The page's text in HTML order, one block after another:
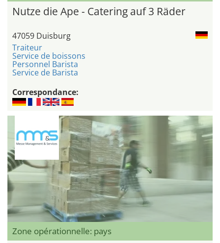
Nutze die Ape - Catering auf 3 Räder
47059 Duisburg
Traiteur
Service de boissons
Personnel Barista
Service de Barista
Correspondance:
Zone opérationnelle: pays